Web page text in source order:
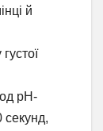
й
pH-
секунд,